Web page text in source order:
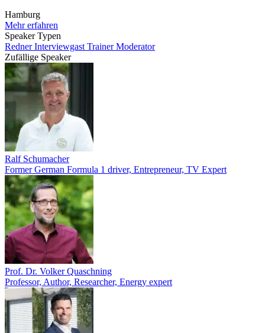
Hamburg
Mehr erfahren
Speaker Typen
RednerInterviewgast TrainerModerator
Zufällige Speaker
Ralf Schumacher
Former German Formula 1 driver, Entrepreneur, TV Expert
Prof. Dr. Volker Quaschning
Professor, Author, Researcher, Energy expert